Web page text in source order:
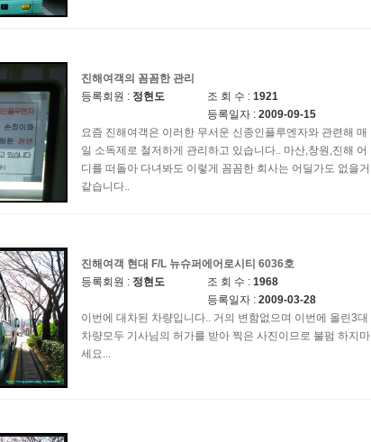
진해여객의 꼼꼼한 관리
등록회원 : 정현도 조 회 수 : 1921
등록일자 : 2009-09-15
요즘 진해여객은 이러한 무서운 신종인플루엔자와 관련해 매
일 소독제로 철저하게 관리하고 있습니다.. 마산,창원,진해 어
디를 떠돌아 다녀봐도 이렇게 꼼꼼한 회사는 어딜가도 없을거
같습니다..
진해여객 현대 F/L 뉴슈퍼에어로시티 6036호
등록회원 : 정현도 조 회 수 : 1968
등록일자 : 2009-03-28
이번에 대차된 차량입니다.. 거의 변함없으며 이번에 올린3대
차량모두 기사님의 허가를 받아 찍은 사진이므로 불펌 하지마
세요...